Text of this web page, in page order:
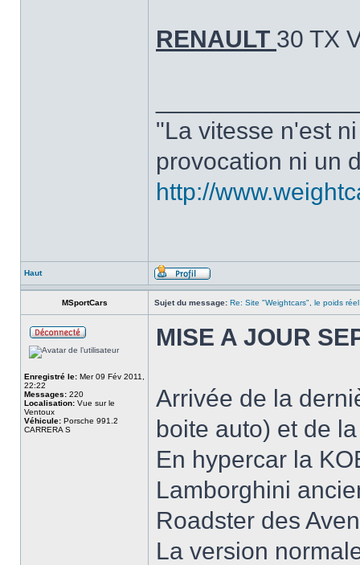
RENAULT 30 TX
"La vitesse n'est
provocation ni un
http://
Haut
MSportCars Sujet du message: Re: Site "Weightcars", le poids
Enregistré le: Mer 09 Fév 2011,
22:22
Messages: 220
Localisation: Vue sur le
Ventoux
Véhicule: Porsche 991.2
CARRERA S
MISE A JOUR
Arrivée de la
boite auto) et de
En hypercar la
Lamborghini
Roadster des
La version